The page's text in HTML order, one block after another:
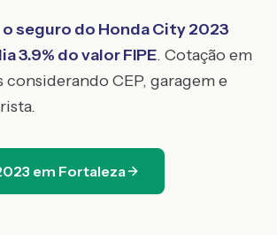
o seguro do HondaCity2023
3.9% do valor FIPE. Cotação em
considerando CEP, garagem e
em Fortaleza